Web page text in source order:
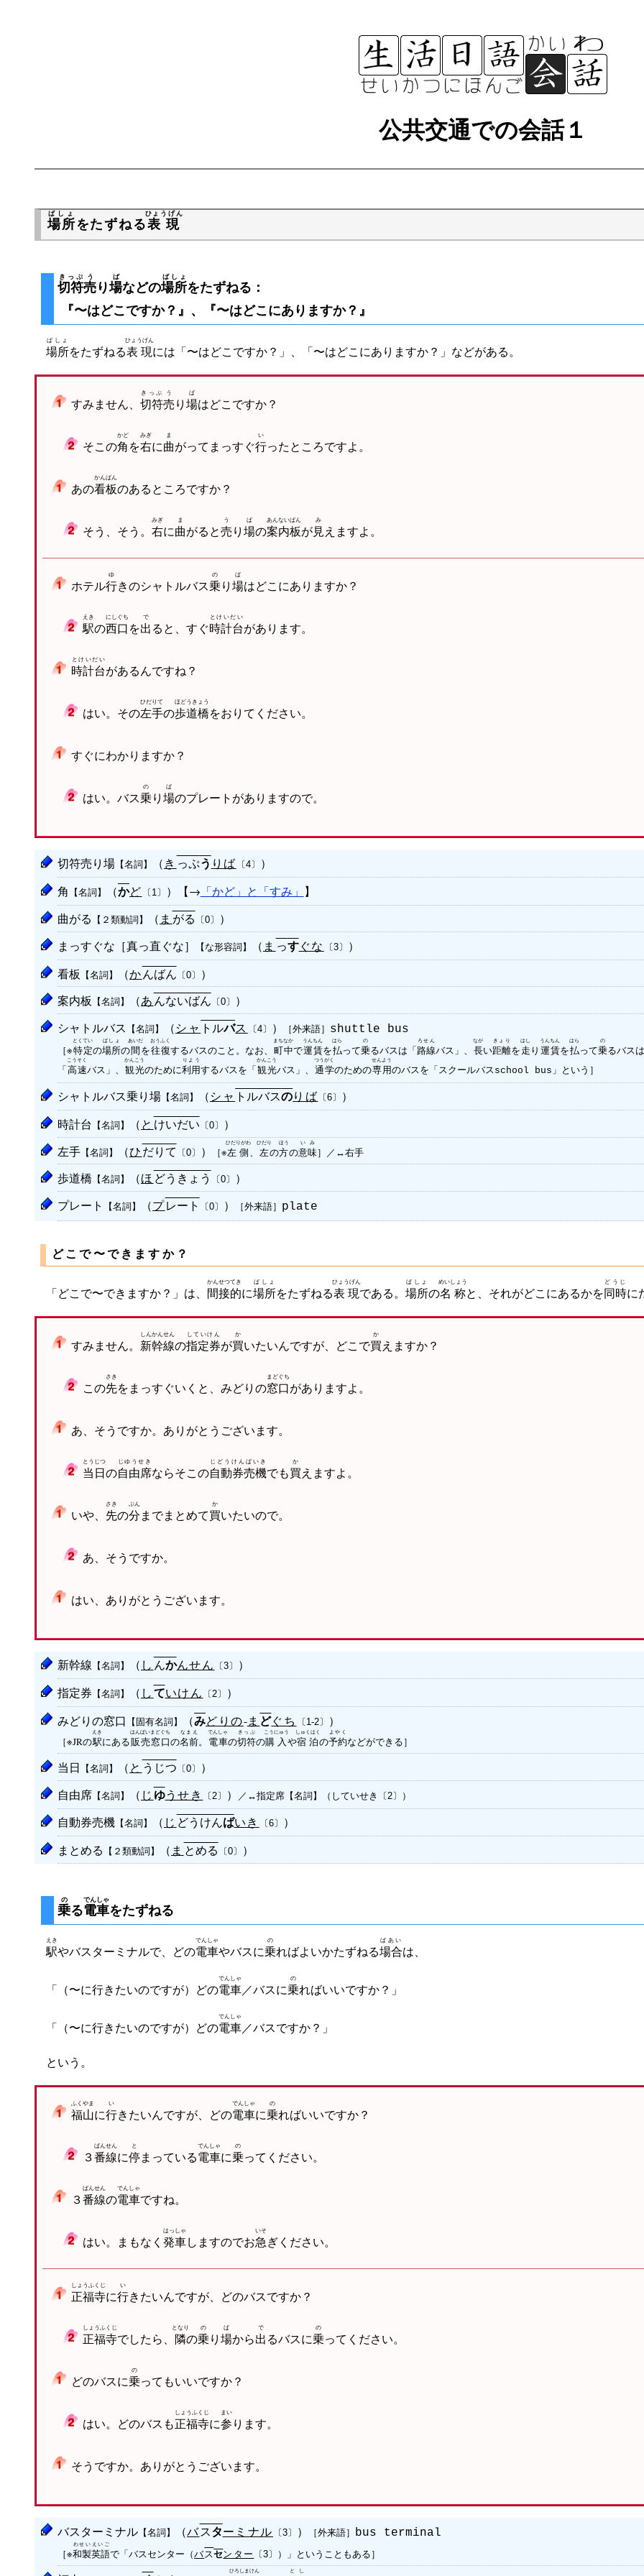
公共交通での会話１
場所
ばしょ
をたずねる表現
ひょうげん
切符
きっぷ
売
う
り場
ば
などの場所
ばしょ
をたずねる：
『〜はどこですか？』、『〜はどこにありますか？』
場所
ばしょ
をたずねる表現
ひょうげん
には「〜はどこですか？」、「〜はどこにありますか？」などがある。
すみません、 切符
きっぷ
売
う
り場
ば
はどこですか？
そこの角
かど
を右
みぎ
に曲
ま
がってまっすぐ行
い
ったところですよ。
あの看板
かんばん
のあるところですか？
そう、そう。 右
みぎ
に曲
ま
がると売
う
り場
ば
の案内板
あんないばん
が見
み
えますよ。
ホテル行
ゆ
きのシャトルバス乗
の
り場
ば
はどこにありますか？
駅
えき
の西口
にしぐち
を出
で
ると、すぐ時計台
とけいだい
があります。
時計台
とけいだい
があるんですね？
はい。その左手
ひだりて
の歩道橋
ほどうきょう
をおりてください。
すぐにわかりますか？
はい。バス乗
の
り場
ば
のプレートがありますので。
切符売り場 【名詞】 （き っぷう りば 〔4〕
）
角 【名詞】 （かど 〔1〕 ）【→ 「かど」と「すみ」 】
曲がる 【２類動詞】 （ ま がる 〔0〕
）
まっすぐな［真っ直ぐな］
【な形容詞】 （ ま っすぐな 〔3〕
）
看板 【名詞】 （かんばん 〔0〕
）
案内板 【名詞】 （あんないばん 〔0〕
）
シャトルバス 【名詞】 （シャ トルバス 〔4〕 ） ［外来語］ shuttle bus
［※特定
とくてい
の場所
ばしょ
の間
あいだ
を往復
おうふく
するバスのこと。なお、 町中
まちなか
で運賃
うんちん
を払
はら
って乗
の
るバスは「路線
ろせん
バス」、 長
なが
い距離
きょり
を走
はし
り 運賃
うんちん
を払
はら
って乗
の
るバス
「高速
こうそく
バス」、 観光
かんこう
のために利用
りよう
するバスを「観光
かんこう
バス」、 通学
つうがく
のための専用
せんよう
のバスを「スクールバスschool bus 」という］
シャトルバス乗り場 【名詞】 （シャ トルバスのりば 〔6〕
）
時計台 【名詞】 （と けいだい 〔0〕
）
左手 【名詞】 （ひだりて 〔0〕 ） ［※左側
ひだりがわ
左
ひだり
の方
ほう
の意味
いみ
］／↔右手
歩道橋 【名詞】 （ほ どうきょう 〔0〕
）
プレート
【名詞】 （プレート 〔0〕 ） ［外来語］ plate
どこで〜できますか？
「どこで〜できますか？」は、 間接的
かんせつてき
に場所
ばしょ
をたずねる表現
ひょうげん
である。 場所
ばしょ
の名称
めいしょう
と、それがどこにあるかを同時
どうじ
に
すみません。 新幹線
しんかんせん
の指定券
していけん
が買
か
いたいんですが、どこで買
か
えますか？
この先
さき
をまっすぐいくと、みどりの窓口
まどぐち
がありますよ。
あ、そうですか。ありがとうございます。
当日
とうじつ
の自由席
じゆうせき
ならそこの自動券売機
じどうけんばいき
でも買
か
えますよ。
いや、 先
さき
の分
ぶん
までまとめて買
か
いたいので。
あ、そうですか。
はい、ありがとうございます。
新幹線 【名詞】 （ し んかんせん 〔3〕
）
指定券 【名詞】 （ し ていけん 〔2〕
）
みどりの窓口 【固有名詞】 （みどりの-ま どぐち 〔1-2〕 ）
［※JRの駅
えき
にある販売窓口
はんばいまどぐち
の名前
なまえ
。 電車
でんしゃ
の切符
きっぷ
の購入
こうにゅう
や宿泊
しゅくはく
の予約
よやく
などができる］
当日 【名詞】 （と うじつ 〔0〕
）
自由席 【名詞】 （ じ ゆうせき 〔2〕 ） ／↔指定席【名詞】（していせき 〔2〕 ）
自動券売機 【名詞】 （ じ どうけんばいき 〔6〕
）
まとめる 【２類動詞】 （ ま とめる 〔0〕 ）
乗
の
る電車
でんしゃ
をたずねる
駅
えき
やバスターミナルで、どの電車
でんしゃ
やバスに乗
の
ればよいかたずねる場合
ばあい
は、
「（〜に行きたいのですが）どの電車
でんしゃ
／バスに乗
の
ればいいですか？」
「（〜に行きたいのですが）どの電車
でんしゃ
／バスですか？」
という。
福山
ふくやま
に行
い
きたいんですが、どの電車
でんしゃ
に乗
の
ればいいですか？
３番線
ばんせん
に停
と
まっている電車
でんしゃ
に乗
の
ってください。
３番線
ばんせん
の電車
でんしゃ
ですね。
はい。まもなく 発車
はっしゃ
しますのでお急
いそ
ぎください。
正福寺
しょうふくじ
に行
い
きたいんですが、どのバスですか？
正福寺
しょうふくじ
でしたら、 隣
となり
の乗
の
り場
ば
から出
で
るバスに乗
の
ってください。
どのバスに乗
の
ってもいいですか？
はい。どのバスも正福寺
しょうふくじ
に参
まい
ります。
そうですか。ありがとうございます。
バスターミナル 【名詞】 （バスターミナル 〔3〕 ） ［外来語］ bus terminal
［※和製英語
わせいえいご
で「バスセンター（バスセンター 〔3〕 ）」ということもある］
ひろしまけん とし